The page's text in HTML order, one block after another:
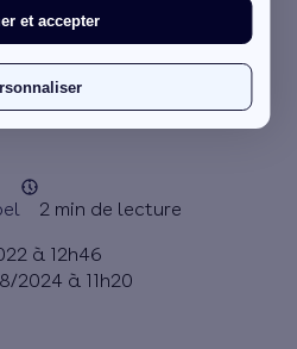
et accepter
est
à 12h46
2024 à 11h20
2 min de lecture